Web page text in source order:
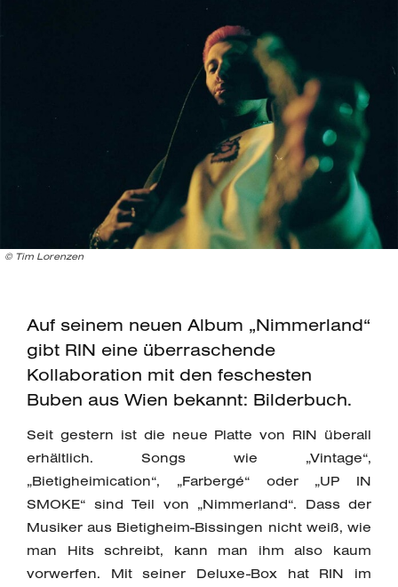
© Tim Lorenzen
Auf seinem neuen Album „Nimmerland“
gibt RIN eine überraschende
Kollaboration mit den feschesten
Buben aus Wien bekannt: Bilderbuch.
Seit gestern ist die neue Platte von RIN überall
erhältlich. Songs wie „Vintage“,
„Bietigheimication“, „Farbergé“ oder „UP IN
SMOKE“ sind Teil von „Nimmerland“. Dass der
Musiker aus Bietigheim-Bissingen nicht weiß, wie
man Hits schreibt, kann man ihm also kaum
vorwerfen. Mit seiner Deluxe-Box hat RIN im